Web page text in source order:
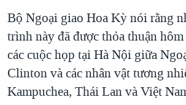
"Tìm"NGƯỜI VIỆT HẢI NGOẠI
ĐỜI SỐNG
KINH TẾ
KHOA HỌC
SỨC KHOẺ
HÀNH TRÌNH BẦU CỬ 2024
GIẢI MÃ VÀNH ĐAI & CON ĐƯỜNG
NGÀY TỊ NẠN THẾ GIỚI
VIDEO
NGHE
MẠNG XÃ HỘI
Bộ Ngoại giao Hoa Kỳ nói rằng
trình này đã được thỏa thuận
các cuộc họp tại Hà Nội giữa
Clinton và các nhân vật tương
Kampuchea, Thái Lan và Việt